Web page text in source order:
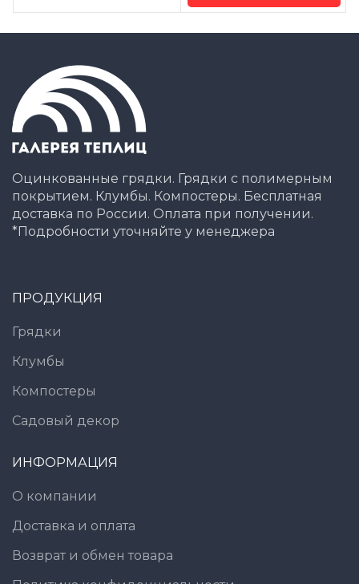
Оцинкованные грядки. Грядки с полимерным
покрытием. Клумбы. Компостеры. Бесплатная
доставка по России. Оплата при получении.
*Подробности уточняйте у менеджера
ПРОДУКЦИЯ
Грядки
Клумбы
Компостеры
Садовый декор
ИНФОРМАЦИЯ
О компании
Доставка и оплата
Возврат и обмен товара